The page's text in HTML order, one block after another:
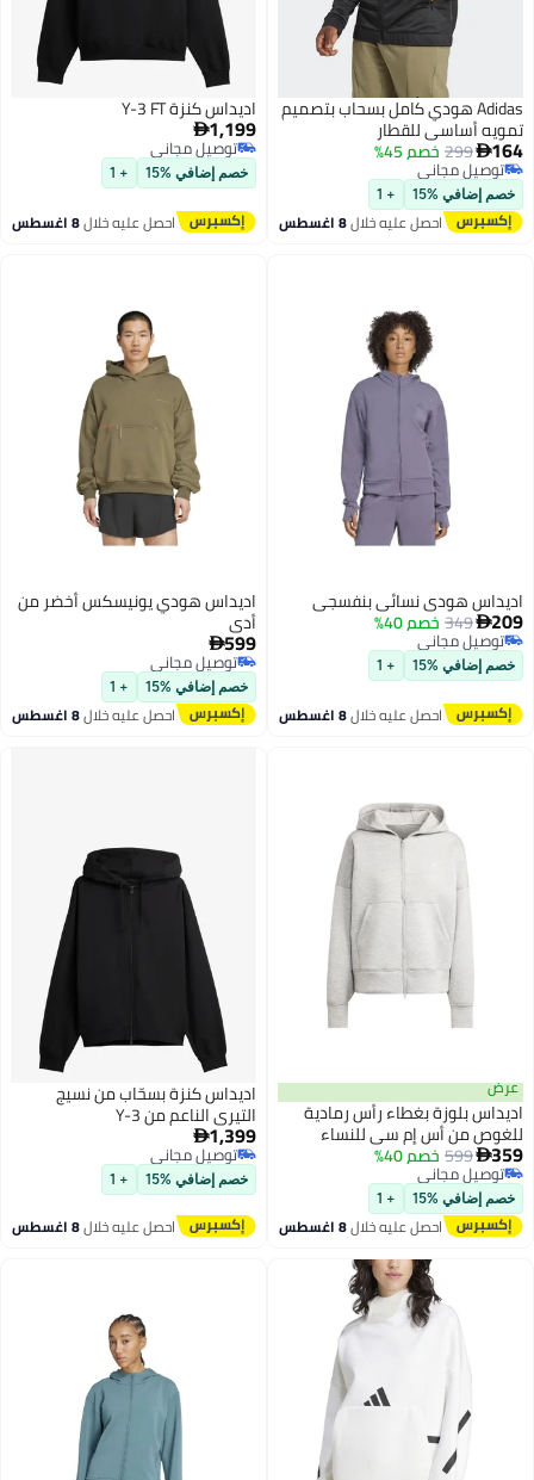
Adidas هودي كامل بسحاب بتصميم
أساسي للقطار

299 خصم 45%
مجاني
مجاني
إضافي %15 + 1
احصل عليه خلال8 اغسطس
اديداس كنزة Y-3 FT
1,199
توصيل مجاني
توصيل مجاني
خصم إضافي %15 + 1
احصل عليه خلال8 اغسطس
هودي نسائي بنفسجي

349خصم 40%
مجاني
مجاني
إضافي %15 + 1
احصل عليه خلال8 اغسطس
اديداس هودي يونيسكس أخضر من

توصيل مجاني
توصيل مجاني
خصم إضافي %15 + 1
احصل عليه خلال8 اغسطس
بلوزة بغطاء رأس رمادية
من أس إم سي للنساء

599 خصم 40%
مجاني
مجاني
إضافي %15 + 1
احصل عليه خلال8 اغسطس
اديداس كنزة بسحّاب من نسيج
التيري الناعم من Y-3
1,399
توصيل مجاني
توصيل مجاني
خصم إضافي %15 + 1
احصل عليه خلال8 اغسطس